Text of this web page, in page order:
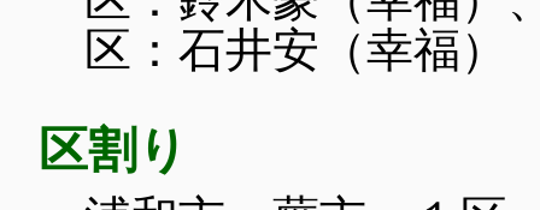
区：石井安（幸福）
区割り